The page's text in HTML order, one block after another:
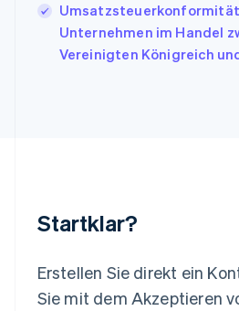
Unternehmen im Handel
Vereinigten Königreich
Startklar?
Erstellen Sie direkt ein
Sie mit dem Akzeptieren
日本語English
Kanada
EnglishFrançais
Luxemburg
English简体中文
Malta